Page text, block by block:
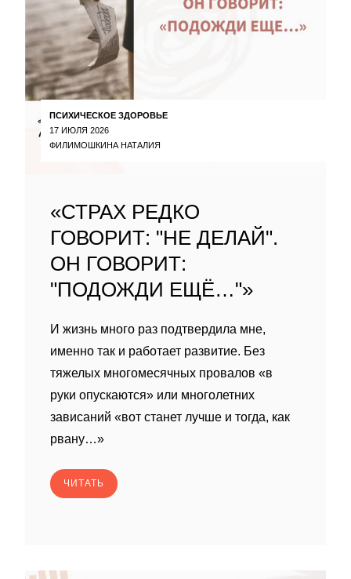
ПСИХИЧЕСКОЕ ЗДОРОВЬЕ
17 ИЮЛЯ 2026
ФИЛИМОШКИНА НАТАЛИЯ
«СТРАХ РЕДКО
ГОВОРИТ: "НЕ ДЕЛАЙ".
ОН ГОВОРИТ:
"ПОДОЖДИ ЕЩЁ…"»
И жизнь много раз подтвердила мне,
именно так и работает развитие. Без
тяжелых многомесячных провалов «в
руки опускаются» или многолетних
зависаний «вот станет лучше и тогда, как
рвану…»
ЧИТАТЬ